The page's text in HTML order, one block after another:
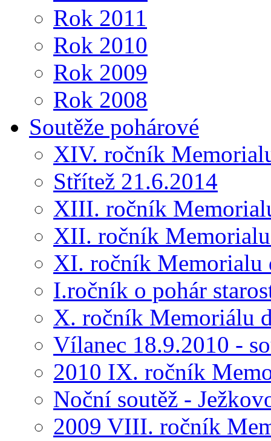
Rok 2011
Rok 2010
Rok 2009
Rok 2008
Soutěže pohárové
XIV. ročník
Střítež 21.6.2014
XIII. ročník
XII. ročník
XI. ročník Memorialu
I.ročník o pohár
X. ročník Memoriálu
Vílanec 18.9.2010 -
2010 IX. ročník
Noční soutěž -
2009 VIII. ročník